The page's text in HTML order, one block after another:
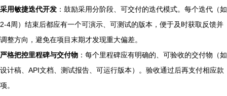
采用敏捷迭代开发 ：鼓励采用分阶段、可交付的迭代模式。每个迭代（如
2-4周）结束后都应有一个可演示、可测试的版本，便于及时获取反馈并
调整方向，避免在项目末期才发现重大偏差。
严格把控里程碑与交付物 ：每个里程碑应有明确的、可验收的交付物（如
设计稿、API文档、测试报告、可运行版本）。验收通过后再支付相应款
项。